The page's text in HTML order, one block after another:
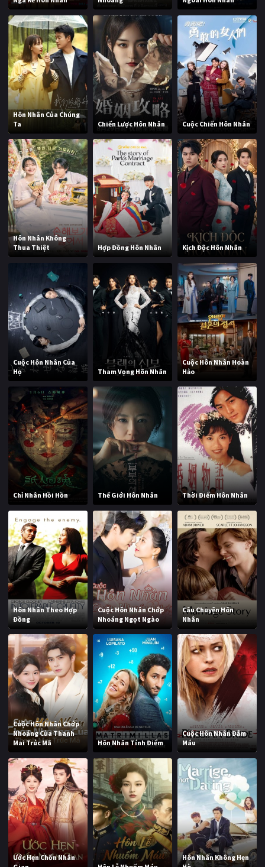
Hôn Nhân Của Chúng
Ta
Chiến Lược Hôn Nhân Cuộc Chiến Hôn Nhân
Hôn Nhân Không
Thua Thiệt
Hợp Đồng Hôn Nhân Kịch Độc Hôn Nhân
Cuộc Hôn Nhân Của
Họ
Tham Vọng Hôn Nhân
Cuộc Hôn Nhân Hoàn
Hảo
Chỉ Nhân Hồi Hồn Thế Giới Hôn Nhân Thời Điểm Hôn Nhân
Hôn Nhân Theo Hợp
Đồng
Cuộc Hôn Nhân Chớp
Nhoáng Ngọt Ngào
Câu Chuyện Hôn
Nhân
Cuộc Hôn Nhân Chớp
Nhoáng Của Thanh
Mai Trúc Mã
Hôn Nhân Tính Điểm
Cuộc Hôn Nhân Đẫm
Máu
Ước Hẹn Chốn Nhân
Hôn Nhân Không Hẹn